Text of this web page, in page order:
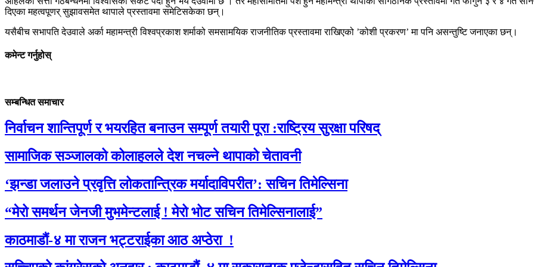
दिएका महत्वपूणर् सुझावसमेत थापाले प्रस्तावमा समेटिसकेका छन्।
यसैबीच सभापति देउवाले अर्का महामन्त्री विश्वप्रकाश शर्माको समसामयिक राजनीतिक प्रस्तावमा राखिएको ’कोशी प्रकरण’ मा पनि असन्तुष्टि जनाएका छन्।
कमेन्ट गर्नुहोस्
सम्बन्धित समाचार
निर्वाचन शान्तिपूर्ण र भयरहित बनाउन सम्पूर्ण तयारी पूरा :राष्ट्रिय सुरक्षा परिषद्
सामाजिक सञ्जालको कोलाहलले देश नचल्ने थापाको चेतावनी
‘झन्डा जलाउने प्रवृत्ति लोकतान्त्रिक मर्यादाविपरीत’: सचिन तिमेल्सिना
“मेरो समर्थन जेनजी मुभमेन्टलाई ! मेरो भोट सचिन तिमेल्सिनालाई”
काठमाडौं-४ मा राजन भट्टराईका आठ अप्ठेरा !